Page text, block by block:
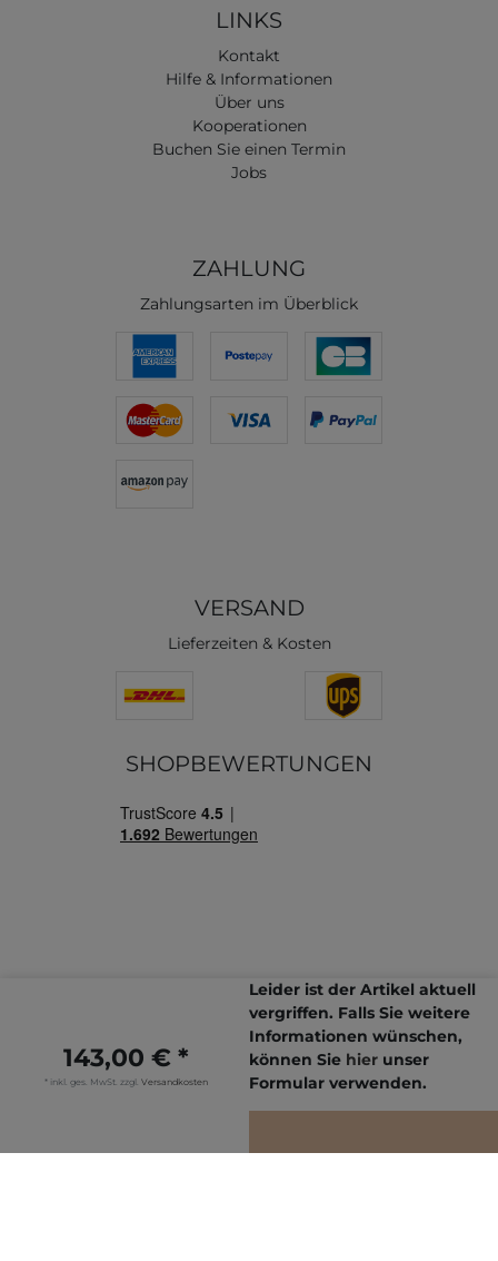
143,00 € *
* inkl. ges. MwSt. zzgl. Versandkosten
Leider ist der Artikel aktuell
vergriffen. Falls Sie weitere
Informationen wünschen,
können Sie hier unser
Formular verwenden.
LINKS
Kontakt
Hilfe & Informationen
Über uns
Kooperationen
Buchen Sie einen Termin
Jobs
ZAHLUNG
Zahlungsarten im Überblick
VERSAND
Lieferzeiten & Kosten
SHOPBEWERTUNGEN
Letzte Aktualisierung: 08.08.2026
© Copyright 2026 | Alle Rechte vorbehalten.